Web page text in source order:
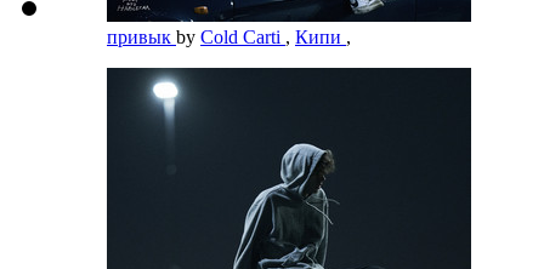
привык by Cold Carti , Кипи ,